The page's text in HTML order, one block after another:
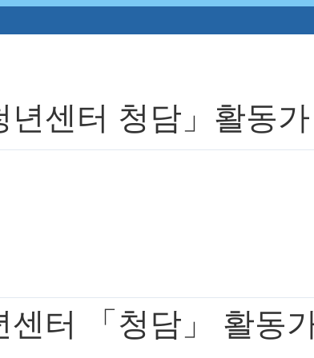
년센터 청담」활
센터 「청담」 활동